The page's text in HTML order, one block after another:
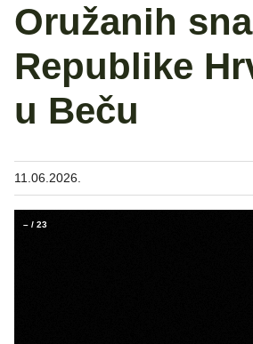
Oružanih
Republike
u Beču
11.06.2026.
– / 23